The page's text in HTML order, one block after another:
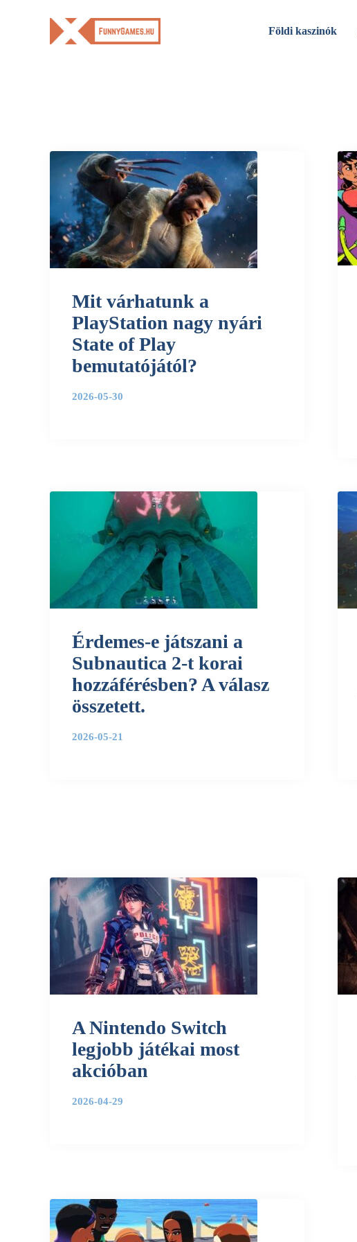
Földi kaszinók
Mit várhatunk a
PlayStation nagy nyári
State of Play
bemutatójától?
2026-05-30
Érdemes-e játszani a
Subnautica 2-t korai
hozzáférésben? A válasz
összetett.
2026-05-21
A Nintendo Switch
legjobb játékai most
akcióban
2026-04-29